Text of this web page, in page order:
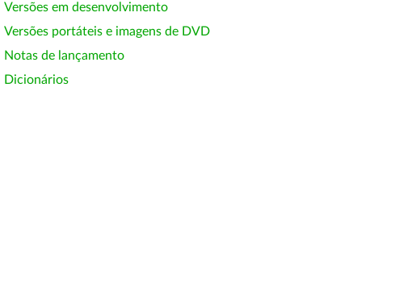
Versões em desenvolvimento
Versões portáteis e imagens de DVD
Notas de lançamento
Dicionários